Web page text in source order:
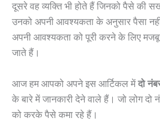
दूसरे वह व्यक्ति भी होते हैं जिनको पैसे की
उनको अपनी आवश्यकता के अनुसार पैसा नहीं
अपनी आवश्यकता को पूरी करने के लिए
जाते हैं।
आज हम आपको अपने इस आर्टिकल मेंदो
के बारे में जानकारी देने वाले हैं। जो लोग दो
को करके पैसे कमा रहे हैं।